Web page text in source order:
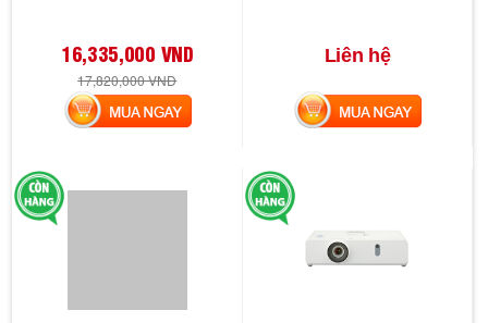
16,335,000 VND
17,820,000 VND
MUA NGAY
Liên hệ
MUA NGAY